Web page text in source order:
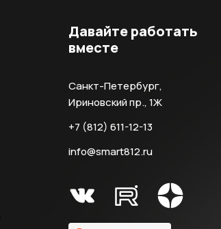
Давайте работать
вместе
Санкт-Петербург,
Ириновский пр., 1Ж
+7 (812) 611-12-13
info@smart812.ru